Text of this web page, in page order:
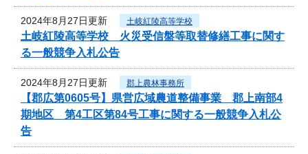
2024年8月27日更新 土岐紅陵高等学校
土岐紅陵高等学校 火災受信盤等取替修繕工事に関す
る一般競争入札公告
2024年8月27日更新 郡上農林事務所
【郡広第0605号】県営広域農道整備事業 郡上南部4
期地区 第4工区第84号工事に関する一般競争入札公
告